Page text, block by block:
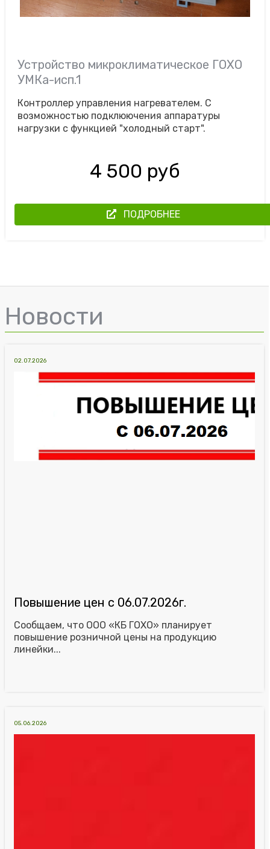
Устройство микроклиматическое ГОХО
УМКа-исп.1
Контроллер управления нагревателем. С
возможностью подклюючения аппаратуры
нагрузки с функцией "холодный старт".
4 500 руб
ПОДРОБНЕЕ
Новости
02.07.2026
Повышение цен с 06.07.2026г.
Сообщаем, что ООО «КБ ГОХО» планирует
повышение розничной цены на продукцию
линейки...
05.06.2026